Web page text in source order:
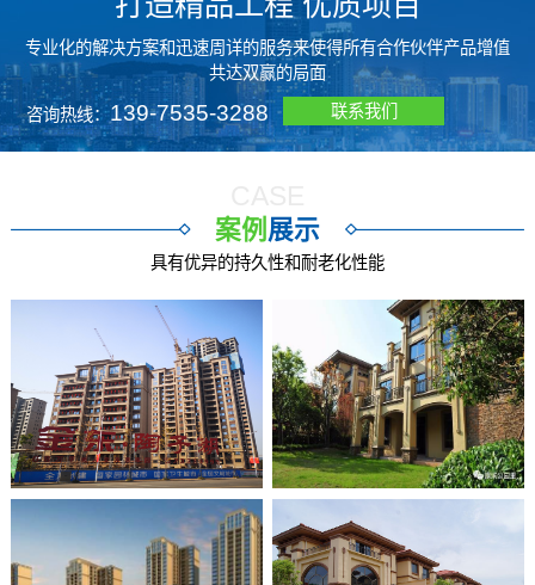
专业化的解决方案和迅速周详的服务来使得所有合作伙伴产品增值
共达双赢的局面
咨询热线：139-7535-3288 联系我们
案例 展示
具有优异的持久性和耐老化性能